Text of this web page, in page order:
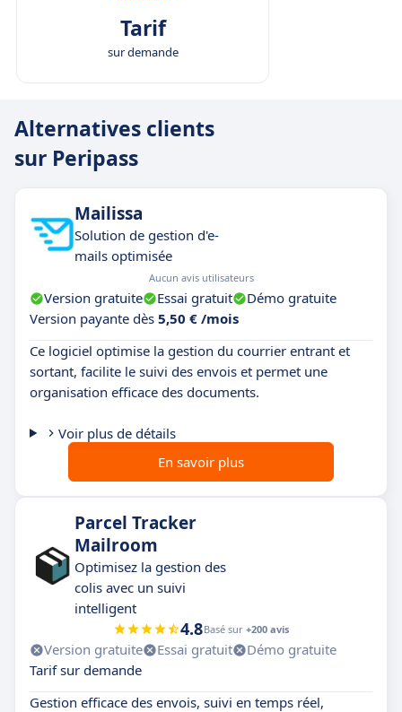
Tarif
sur demande
Alternatives clients
sur Peripass
Mailissa
Solution de gestion d'e-
mails optimisée
Aucun avis utilisateurs
Version gratuite Essai gratuit
Démo gratuite
Version payante dès 5,50 € /mois
Ce logiciel optimise la gestion du courrier entrant et
sortant, facilite le suivi des envois et permet une
organisation efficace des documents.
Voir plus de détails
En savoir plus
Parcel Tracker
Mailroom
Optimisez la gestion des
colis avec un suivi
intelligent
4.8Basé sur +200 avis
Version gratuite Essai gratuit
Démo gratuite
Tarif sur demande
Gestion efficace des envois, suivi en temps réel,